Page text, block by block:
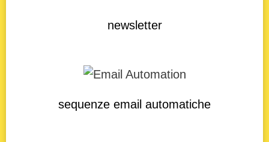
newsletter
sequenze email automatiche